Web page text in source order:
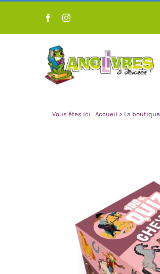
contenu
LIVRES POUR ENFANT 0 À 3
ANS
Vous êtes ici : Accueil > La boutique